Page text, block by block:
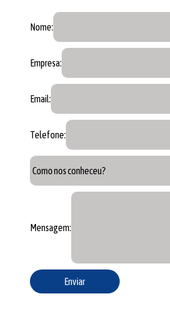
Nome:
Empresa:
Email:
Telefone:
Mensagem: